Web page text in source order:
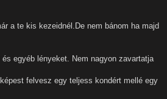
a te kis kezeidnél.De nem bánom ha majd
egyéb lényeket. Nem nagyon zavartatja
felvesz egy teljess kondért mellé egy